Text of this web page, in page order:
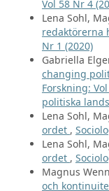
Vol 58 Nr 4
Lena Sohl,
redaktörerna
Nr 1 (2020)
Gabriella
changing
Forskning:
politiska
Lena Sohl,
ordet ,
Lena Sohl,
ordet ,
Magnus
och